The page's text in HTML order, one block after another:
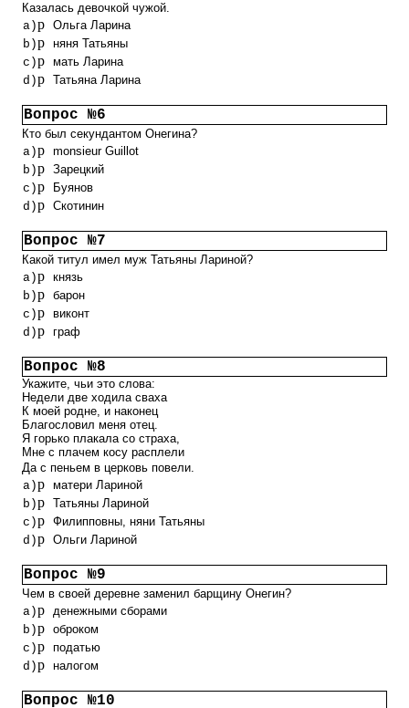
Казалась девочкой чужой.
a)p Ольга Ларина
b)p няня Татьяны
c)p мать Ларина
d)p Татьяна Ларина
Вопрос №6
Кто был секундантом Онегина?
a)p monsieur Guillot
b)p Зарецкий
c)p
Буянов
d)p Скотинин
Вопрос №7
Какой титул имел муж Татьяны Лариной?
a)p князь
b)p барон
c)p виконт
d)p граф
Вопрос №8
Укажите, чьи это слова:
Недели две ходила сваха
К моей родне, и наконец
Благословил меня отец.
Я горько плакала со страха,
Мне с плачем косу расплели
Да с пеньем в церковь повели.
a)p матери Лариной
b)p Татьяны Лариной
c)p Филипповны, няни Татьяны
d)p Ольги Лариной
Вопрос №9
Чем в своей деревне заменил барщину Онегин?
a)p денежными сборами
b)p оброком
c)p податью
d)p налогом
Вопрос №10